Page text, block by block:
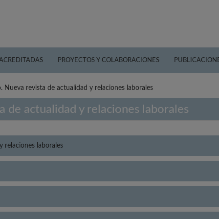
PROYECTOS Y COLABORACIONES
Nueva revista de actualidad y relaciones laborales
de actualidad y relaciones laborales
relaciones laborales